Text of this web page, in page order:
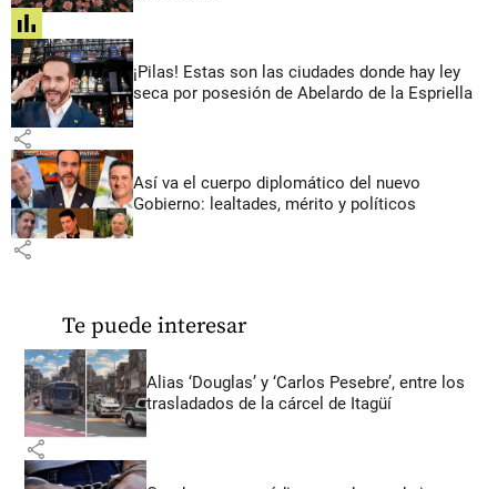
share
¡Pilas! Estas son las ciudades donde hay ley
seca por posesión de Abelardo de la Espriella
share
Así va el cuerpo diplomático del nuevo
Gobierno: lealtades, mérito y políticos
share
Te puede interesar
Alias ‘Douglas’ y ‘Carlos Pesebre’, entre los
trasladados de la cárcel de Itagüí
share